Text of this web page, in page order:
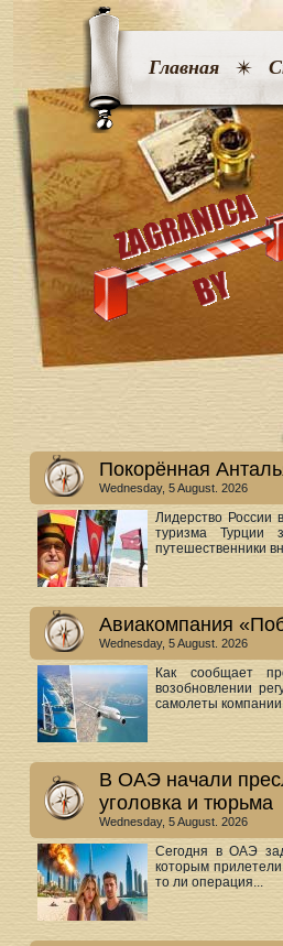
Главная
Покорённая
Wednesday, 5 August. 2026
Лидерство России
туризма Турции
путешественники
Авиакомпания
Wednesday, 5 August. 2026
Как сообщает
возобновлении
самолеты компании
В ОАЭ начали
уголовка и тюрьма
Wednesday, 5 August. 2026
Сегодня в ОАЭ
которым
то ли операция...